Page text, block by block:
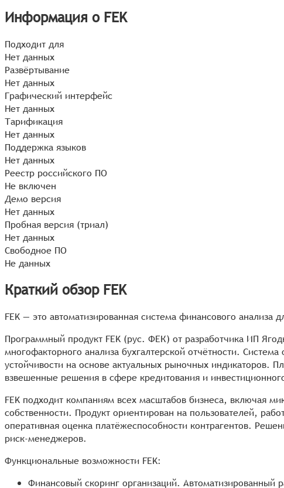
Информация о FEK
Подходит для
Нет данных
Развёртывание
Нет данных
Графический интерфейс
Нет данных
Тарификация
Нет данных
Поддержка языков
Нет данных
Реестр российского ПО
Не включен
Демо версия
Нет данных
Пробная версия (триал)
Нет данных
Свободное ПО
Не данных
Краткий обзор FEK
FEK — это автоматизированная система финансового
Программный продукт FEK (рус. ФЕК) от разработчика ИП
многофакторного анализа бухгалтерской отчётности.
устойчивости на основе актуальных рыночных индикаторов.
взвешенные решения в сфере кредитования и
FEK подходит компаниям всех масштабов бизнеса, включая
собственности. Продукт ориентирован на пользователей,
оперативная оценка платёжеспособности контрагентов.
риск-менеджеров.
Функциональные возможности FEK:
Финансовый скоринг организаций. Автоматизированный